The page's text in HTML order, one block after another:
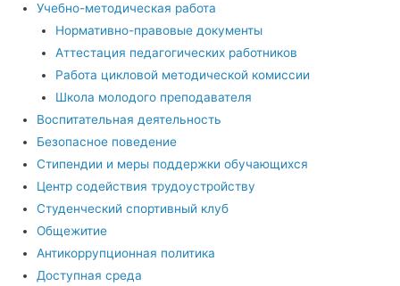
Учебно-методическая работа
Нормативно-правовые документы
Аттестация педагогических работников
Работа цикловой методической комиссии
Школа молодого преподавателя
Воспитательная деятельность
Безопасное поведение
Стипендии и меры поддержки обучающихся
Центр содействия трудоустройству
Студенческий спортивный клуб
Общежитие
Антикоррупционная политика
Доступная среда